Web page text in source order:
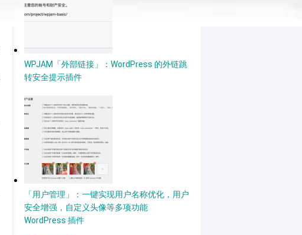
WPJAM「外部链接」：WordPress 的外链跳
转安全提示插件
「用户管理」：一键实现用户名称优化，用户
安全增强，自定义头像等多项功能
WordPress 插件